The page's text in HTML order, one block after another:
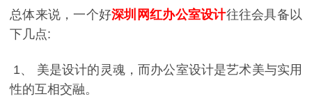
总体来说，一个好深圳网红办公室设计往往会具备以
下几点:
1、 美是设计的灵魂，而办公室设计是艺术美与实用
性的互相交融。